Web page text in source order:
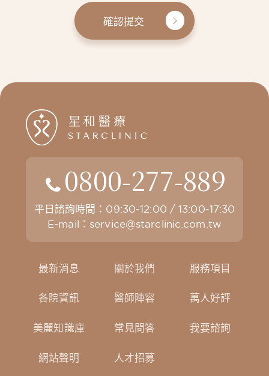
確認提交
0800-277-889
平日諮詢時間：09:30-12:00 / 13:00-17:30
E-mail： service@starclinic.com.tw
最新消息 關於我們 服務項目
各院資訊 醫師陣容 萬人好評
美麗知識庫 常見問答 我要諮詢
網站聲明 人才招募